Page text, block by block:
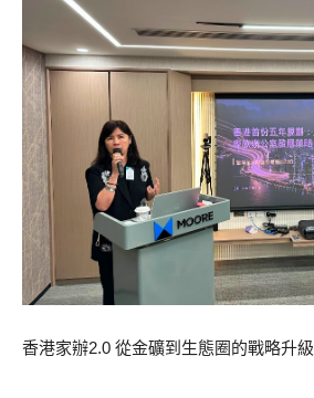
香港家辦2.0 從金礦到生態圈的戰略升級